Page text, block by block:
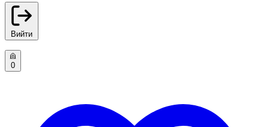
Вийти
0